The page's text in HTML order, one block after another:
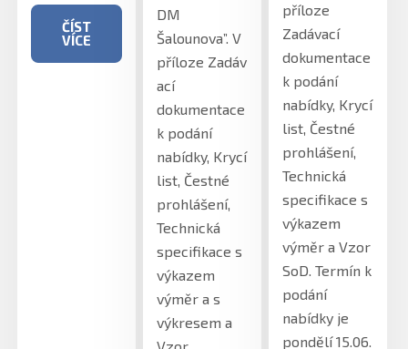
ČÍST
VÍCE
DM
Šalounova”. V
příloze Zadáv
ací
dokumentace
k podání
nabídky, Krycí
list, Čestné
prohlášení,
Technická
specifikace s
výkazem
výměr a s
výkresem a
příloze
Zadávací
dokumentace
k podání
nabídky, Krycí
list, Čestné
prohlášení,
Technická
specifikace s
výkazem
výměr a Vzor
SoD. Termín k
podání
nabídky je
pondělí 15.06.